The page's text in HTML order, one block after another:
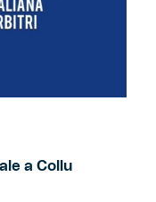
a Collu